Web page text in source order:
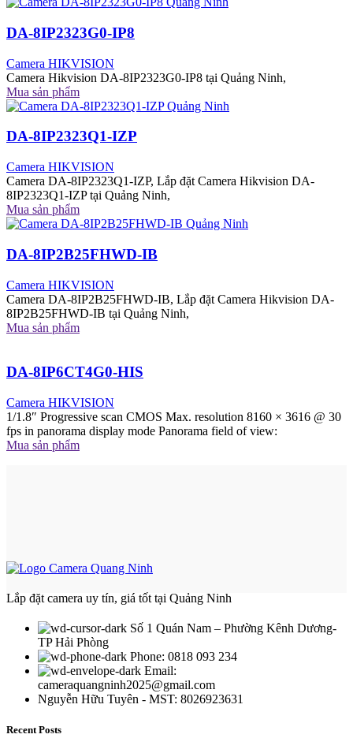
DA-8IP2323G0-IP8
Camera HIKVISION
Camera Hikvision DA-8IP2323G0-IP8 tại Quảng Ninh,
Mua sản phẩm
DA-8IP2323Q1-IZP
Camera HIKVISION
Camera DA-8IP2323Q1-IZP, Lắp đặt Camera Hikvision DA-
8IP2323Q1-IZP tại Quảng Ninh,
Mua sản phẩm
DA-8IP2B25FHWD-IB
Camera HIKVISION
Camera DA-8IP2B25FHWD-IB, Lắp đặt Camera Hikvision DA-
8IP2B25FHWD-IB tại Quảng Ninh,
Mua sản phẩm
DA-8IP6CT4G0-HIS
Camera HIKVISION
1/1.8″ Progressive scan CMOS Max. resolution 8160 × 3616 @ 30
fps in panorama display mode Panorama field of view:
Mua sản phẩm
Lắp đặt camera uy tín, giá tốt tại Quảng Ninh
Số 1 Quán Nam – Phường Kênh Dương-
TP Hải Phòng
Phone: 0818 093 234
Email:
cameraquangninh2025@gmail.com
Nguyễn Hữu Tuyên - MST: 8026923631
Recent Posts